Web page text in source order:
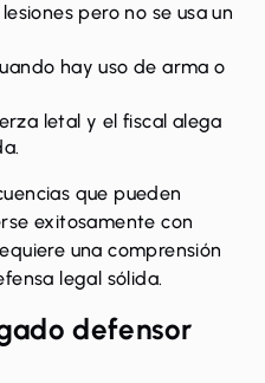
pero no se usa un
hay uso de arma o
letal y el fiscal alega
que pueden
exitosamente con
una comprensión
legal sólida.
defensor